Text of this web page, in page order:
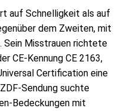
auf Schnelligkeit als auf
dem Zweiten, mit
Sein Misstrauen richtete
CE-Kennung CE 2163,
Certification eine
Sendung suchte
Bedeckungen mit